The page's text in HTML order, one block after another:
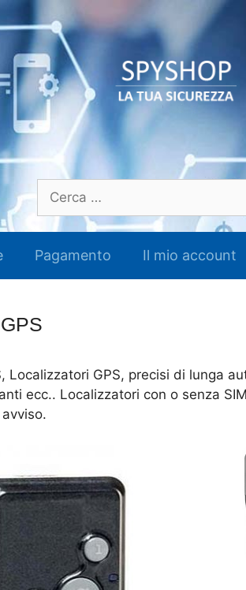
Ricerca
Pagamento Il mio account
Localizzatori GPS, precisi di lunga
ecc.. Localizzatori con o senza